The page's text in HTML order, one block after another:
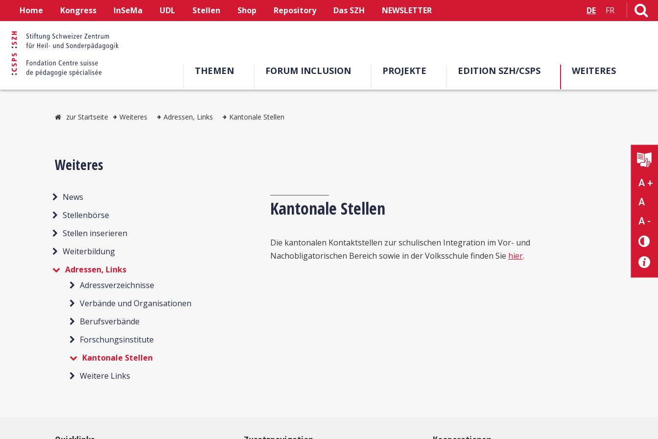
Home Kongress InSeMa UDL Stellen Shop Repository Das SZH NEWSLETTER DE FR
THEMEN FORUM INCLUSION PROJEKTE EDITION SZH/CSPS WEITERES
A +
A
A -
zur Startseite Weiteres Adressen, Links Kantonale Stellen
Weiteres
News
Stellenbörse
Stellen inserieren
Weiterbildung
Adressen, Links
Adressverzeichnisse
Verbände und Organisationen
Berufsverbände
Forschungsinstitute
Kantonale Stellen
Weitere Links
Kantonale Stellen
Die kantonalen Kontaktstellen zur schulischen Integration im Vor- und
Nachobligatorischen Bereich sowie in der Volksschule finden Sie hier.